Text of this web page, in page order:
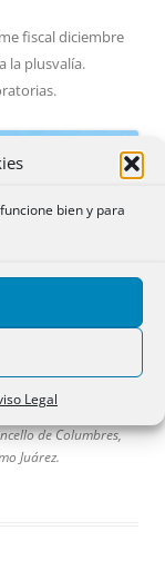
bien y para
Legal
fiscal diciembre
la plusvalía.
.
de Columbres,
Juárez.